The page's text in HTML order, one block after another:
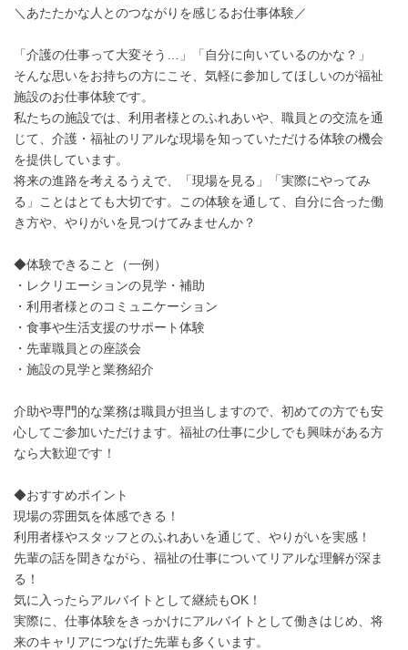
＼あたたかな人とのつながりを感じるお仕事体験／
「介護の仕事って大変そう…」「自分に向いているのかな？」
そんな思いをお持ちの方にこそ、気軽に参加してほしいのが福祉
施設のお仕事体験です。
私たちの施設では、利用者様とのふれあいや、職員との交流を通
じて、介護・福祉のリアルな現場を知っていただける体験の機会
を提供しています。
将来の進路を考えるうえで、「現場を見る」「実際にやってみ
る」ことはとても大切です。この体験を通して、自分に合った働
き方や、やりがいを見つけてみませんか？
◆体験できること（一例）
・レクリエーションの見学・補助
・利用者様とのコミュニケーション
・食事や生活支援のサポート体験
・先輩職員との座談会
・施設の見学と業務紹介
介助や専門的な業務は職員が担当しますので、初めての方でも安
心してご参加いただけます。福祉の仕事に少しでも興味がある方
なら大歓迎です！
◆おすすめポイント
現場の雰囲気を体感できる！
利用者様やスタッフとのふれあいを通じて、やりがいを実感！
先輩の話を聞きながら、福祉の仕事についてリアルな理解が深ま
る！
気に入ったらアルバイトとして継続もOK！
実際に、仕事体験をきっかけにアルバイトとして働きはじめ、将
来のキャリアにつなげた先輩も多くいます。